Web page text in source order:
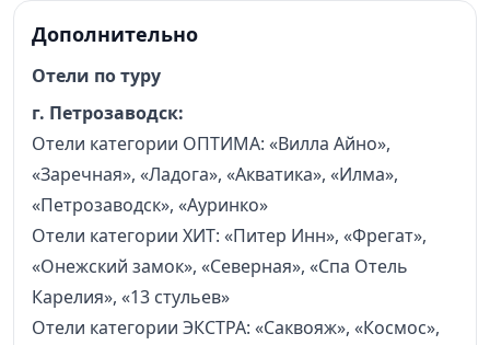
Дополнительно
Отели по туру
г. Петрозаводск:
Отели категории ОПТИМА: «Вилла Айно»,
«Заречная», «Ладога», «Акватика», «Илма»,
«Петрозаводск», «Ауринко»
Отели категории ХИТ: «Питер Инн», «Фрегат»,
«Онежский замок», «Северная», «Спа Отель
Карелия», «13 стульев»
Отели категории ЭКСТРА: «Саквояж», «Космос»,